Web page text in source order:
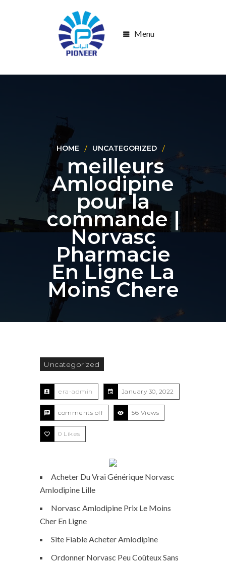
Menu
HOME UNCATEGORIZED
meilleurs
Amlodipine
pour la
commande |
Norvasc
Pharmacie
En Ligne La
Moins Chere
Uncategorized
era-admin January 30, 2022
comments off 56 Views
0 Likes
Acheter Du Vrai Générique Norvasc
Amlodipine Lille
Norvasc Amlodipine Prix Le Moins
Cher En Ligne
Site Fiable Acheter Amlodipine
Ordonner Norvasc Peu Coûteux Sans